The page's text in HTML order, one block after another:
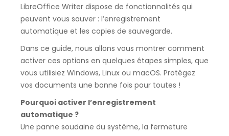
LibreOffice Writer dispose de fonctionnalités qui
peuvent vous sauver : l’enregistrement
automatique et les copies de sauvegarde.
Dans ce guide, nous allons vous montrer comment
activer ces options en quelques étapes simples, que
vous utilisiez Windows, Linux ou macOS. Protégez
vos documents une bonne fois pour toutes !
Pourquoi activer l’enregistrement
automatique ?
Une panne soudaine du système, la fermeture